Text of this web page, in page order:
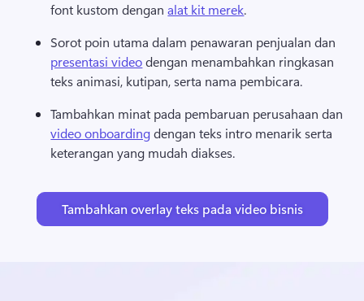
font kustom dengan alat kit merek.
Sorot poin utama dalam penawaran penjualan dan
presentasi video dengan menambahkan ringkasan
teks animasi, kutipan, serta nama pembicara.
video onboarding dengan teks intro menarik serta
keterangan yang mudah diakses.
Tambahkan overlay teks pada video bisnis